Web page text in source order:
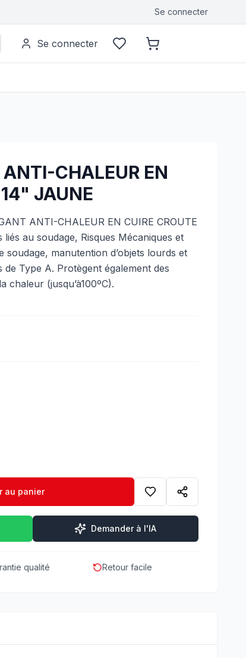
Se connecter
Se connecter
ANTI-CHALEUR EN
JAUNE
ANTI-CHALEUR EN CUIRE CROUTE
liés au soudage, Risques Mécaniques et
soudage, manutention d’objets lourds et
de Type A. Protègent également des
chaleur (jusqu’à100ºC).
au panier
Demander à l'IA
qualité Retour facile